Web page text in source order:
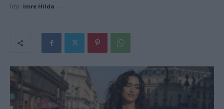
Írta: Imre Hilda -